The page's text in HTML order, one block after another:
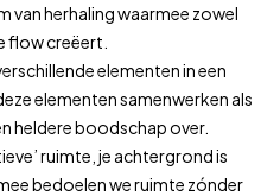
van herhaling waarmee zowel
flow creëert.
elementen in een
elementen samenwerken als
heldere boodschap over.
ruimte, je achtergrond is
bedoelen we ruimte zónder